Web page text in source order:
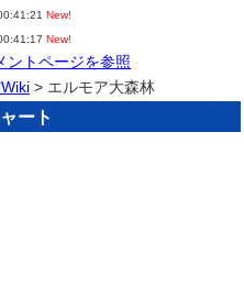
New!
New!
ントページを参照
> エルモア大森林
ート